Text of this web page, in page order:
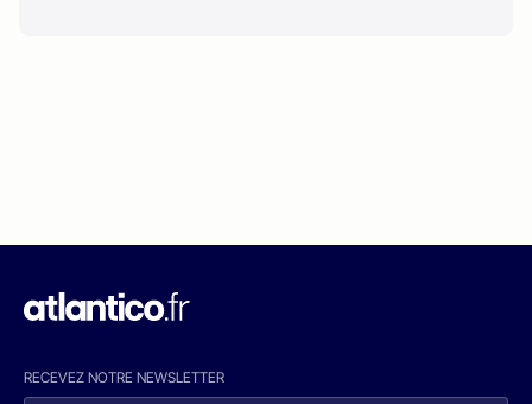
RECEVEZ NOTRE NEWSLETTER